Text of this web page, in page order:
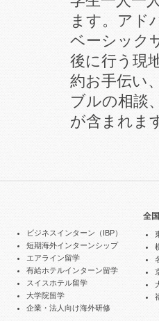
ます。アド
ベーシック
後に行う現
約お手伝い
ブルの相談
が含まれま
ビジネスインターン（IBP）
短期海外インターンシップ
エアライン留学
有給ホテルインターン留学
スイスホテル留学
大学院留学
企業・法人向け海外研修
全